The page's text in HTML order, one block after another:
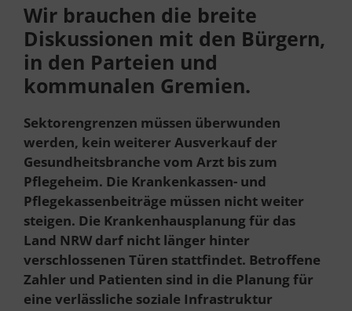
Wir brauchen die breite
Diskussionen mit den Bürgern,
in den Parteien und
kommunalen Gremien.
Sektorengrenzen müssen überwunden
werden, kein weiterer Ausverkauf der
Gesundheitsbranche vom Arzt bis zum
Pflegeheim. Die Krankenkassen- und
Pflegekassenbeiträge müssen nicht weiter
steigen. Die Krankenhausplanung für das
Land NRW darf nicht länger hinter
verschlossenen Türen stattfindet. Betroffene
Zahler und Patienten sind in die Planung für
eine verlässliche soziale Infrastruktur